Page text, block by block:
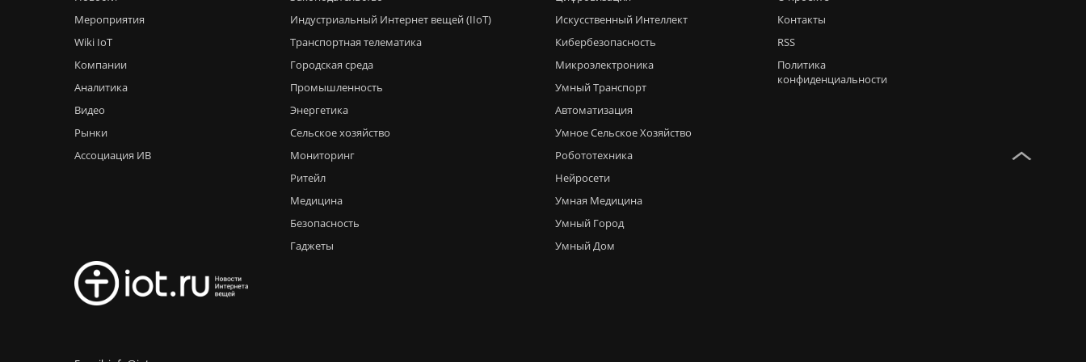
Мероприятия
Wiki IoT
Компании
Аналитика
Видео
Рынки
Ассоциация ИВ
Индустриальный Интернет вещей (IIoT)
Транспортная телематика
Городская среда
Промышленность
Энергетика
Сельское хозяйство
Мониторинг
Ритейл
Медицина
Безопасность
Гаджеты
Искусственный Интеллект
Кибербезопасность
Микроэлектроника
Умный Транспорт
Автоматизация
Умное Сельское Хозяйство
Робототехника
Нейросети
Умная Медицина
Умный Город
Умный Дом
Контакты
RSS
Политика
конфиденциальности